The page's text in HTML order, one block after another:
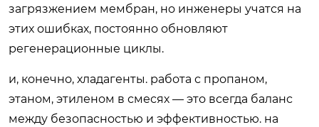
загрязжением мембран, но инженеры учатся на
этих ошибках, постоянно обновляют
регенерационные циклы.
и, конечно, хладагенты. работа с пропаном,
этаном, этиленом в смесях — это всегда баланс
между безопасностью и эффективностью. на